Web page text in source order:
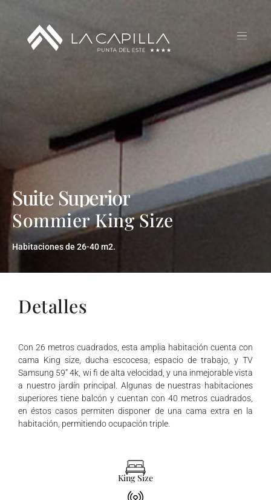
Suite Superior
SommierKingSize
Habitacionesde 26-40m2.
Detalles
Con 26 metros cuadrados, esta amplia habitación cuenta con
cama King size, ducha escocesa, espacio de trabajo, y TV
Samsung 59” 4k, wi fi de alta velocidad, y una inmejorable vista
a nuestro jardín principal. Algunas de nuestras habitaciones
superiores tiene balcón y cuentan con 40 metros cuadrados,
en éstos casos permiten disponer de una cama extra en la
habitación, permitiendo ocupación triple.
King Size